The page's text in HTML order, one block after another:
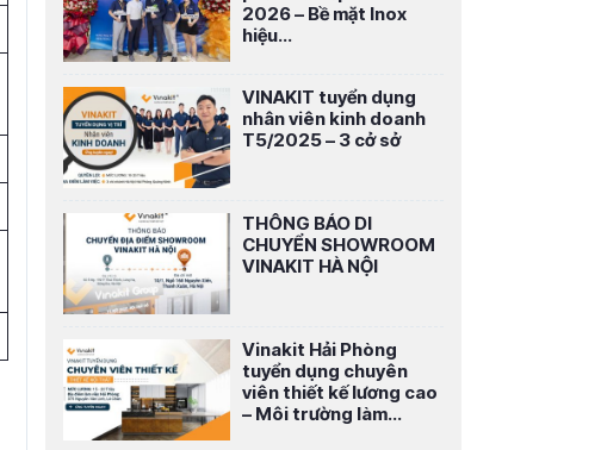
2026 – Bề mặt Inox
hiệu...
VINAKIT tuyển dụng
nhân viên kinh doanh
T5/2025 – 3 cở sở
THÔNG BÁO DI
CHUYỂN SHOWROOM
VINAKIT HÀ NỘI
Vinakit Hải Phòng
tuyển dụng chuyên
viên thiết kế lương cao
– Môi trường làm...